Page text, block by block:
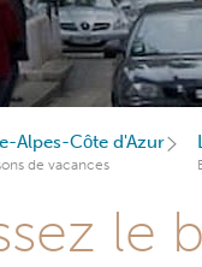
Alpes-Côte d'Azur
de vacances
le